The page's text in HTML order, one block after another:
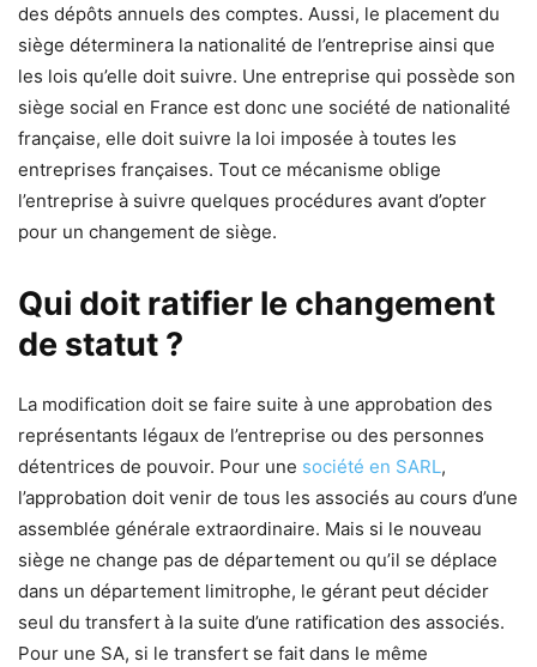
des dépôts annuels des comptes. Aussi, le placement du
siège déterminera la nationalité de l’entreprise ainsi que
les lois qu’elle doit suivre. Une entreprise qui possède son
siège social en France est donc une société de nationalité
française, elle doit suivre la loi imposée à toutes les
entreprises françaises. Tout ce mécanisme oblige
l’entreprise à suivre quelques procédures avant d’opter
pour un changement de siège.
Qui doit ratifier le changement
de statut ?
La modification doit se faire suite à une approbation des
représentants légaux de l’entreprise ou des personnes
détentrices de pouvoir. Pour une société en SARL,
l’approbation doit venir de tous les associés au cours d’une
assemblée générale extraordinaire. Mais si le nouveau
siège ne change pas de département ou qu’il se déplace
dans un département limitrophe, le gérant peut décider
seul du transfert à la suite d’une ratification des associés.
Pour une SA, si le transfert se fait dans le même